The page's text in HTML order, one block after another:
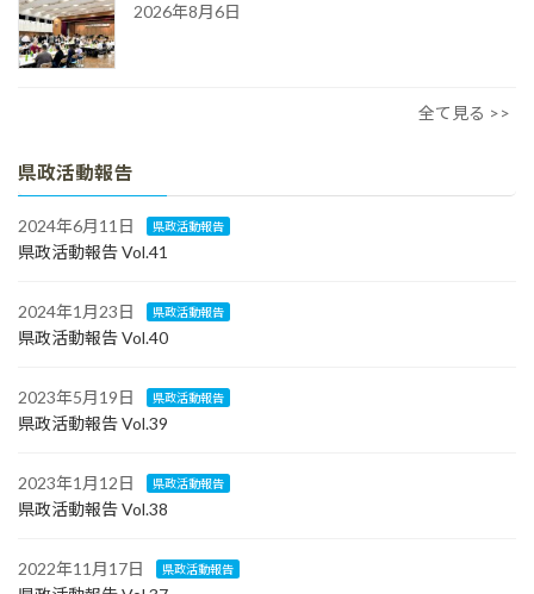
2026年8月6日
全て見る >>
県政活動報告
2024年6月11日 県政活動報告
県政活動報告 Vol.41
2024年1月23日 県政活動報告
県政活動報告 Vol.40
2023年5月19日 県政活動報告
県政活動報告 Vol.39
2023年1月12日 県政活動報告
県政活動報告 Vol.38
2022年11月17日 県政活動報告